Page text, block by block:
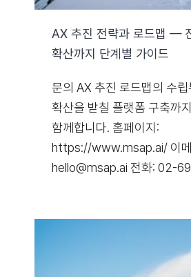
AX 추진 전략과 로드맵 —
확산까지 단계별 가이드
문의 AX 추진 로드맵의 수립
확산을 받칠 플랫폼 구축까
함께합니다. 홈페이지:
https://www.msap.ai/ 이
hello@msap.ai 전화: 02-